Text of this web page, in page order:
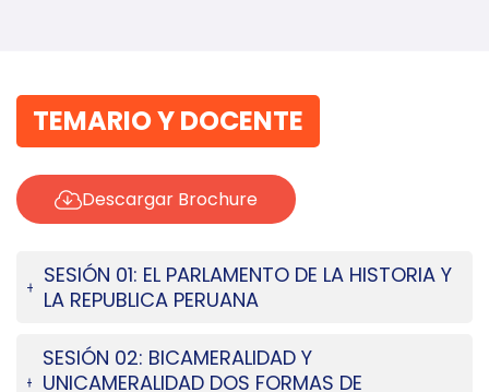
TEMARIO Y DOCENTE
Descargar Brochure
SESIÓN 01: EL PARLAMENTO DE LA HISTORIA Y
LA REPUBLICA PERUANA
SESIÓN 02: BICAMERALIDAD Y
UNICAMERALIDAD DOS FORMAS DE